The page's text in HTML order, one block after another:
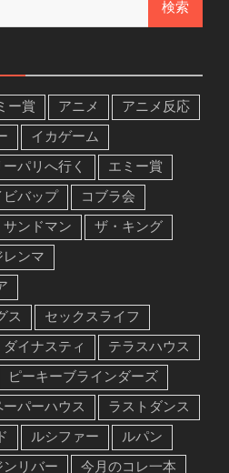
ー賞 アニメ
アニメ反応
イカゲーム
パリへ行く
エミー賞
ビバップ
コブラ会
サンドマン
ザ・キング
ンマ
ス
セックスライフ
ダイナスティ
テラスハウス
ピーキーブラインダーズ
ーパーハウス
ラストダンス
ルシファー
ルパン
リバー
今月のコレ一本